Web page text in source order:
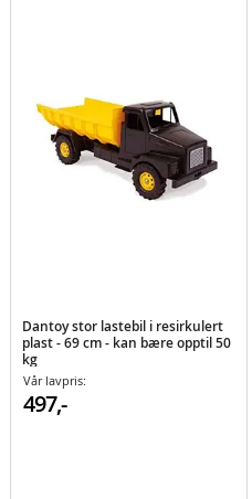
Dantoy stor lastebil i resirkulert
plast - 69 cm - kan bære opptil 50
kg
Vår lavpris:
497,-